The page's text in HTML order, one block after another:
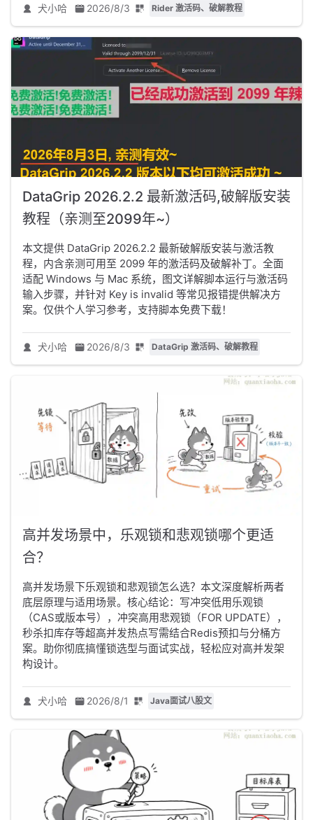
犬小哈 2026/8/3 Rider 激活码、破解教程
DataGrip 2026.2.2 最新激活码,破解版安装
教程（亲测至2099年~）
本文提供 DataGrip 2026.2.2 最新破解版安装与激活教
程，内含亲测可用至 2099 年的激活码及破解补丁。全面
适配 Windows 与 Mac 系统，图文详解脚本运行与激活码
输入步骤，并针对 Key is invalid 等常见报错提供解决方
案。仅供个人学习参考，支持脚本免费下载！
犬小哈 2026/8/3 DataGrip 激活码、破解教程
高并发场景中，乐观锁和悲观锁哪个更适
合？
高并发场景下乐观锁和悲观锁怎么选？本文深度解析两者
底层原理与适用场景。核心结论：写冲突低用乐观锁
（CAS或版本号），冲突高用悲观锁（FOR UPDATE），
秒杀扣库存等超高并发热点写需结合Redis预扣与分桶方
案。助你彻底搞懂锁选型与面试实战，轻松应对高并发架
构设计。
犬小哈 2026/8/1 Java面试八股文